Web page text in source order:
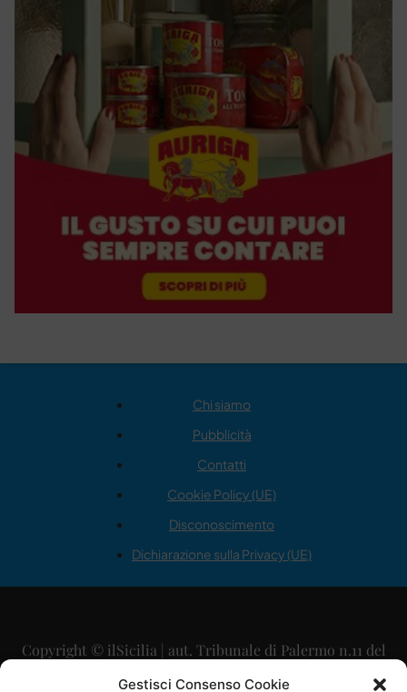
Gestisci Consenso Cookie
Chi siamo
Pubblicità
Contatti
Cookie Policy (UE)
Disconoscimento
Dichiarazione sulla Privacy (UE)
Copyright © ilSicilia | aut. Tribunale di Palermo n.11 del
29/09/2015